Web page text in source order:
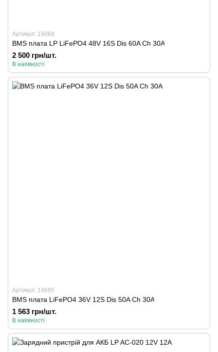
Артикул: 15068
BMS плата LP LiFePO4 48V 16S Dis 60A Ch 30A
2 500 грн/шт.
В наявності
Артикул: 14695
BMS плата LiFePO4 36V 12S Dis 50A Ch 30A
1 563 грн/шт.
В наявності